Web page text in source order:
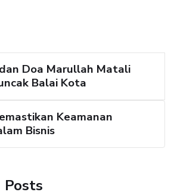
Doa Marullah Matali
Balai Kota
Keamanan
Bisnis